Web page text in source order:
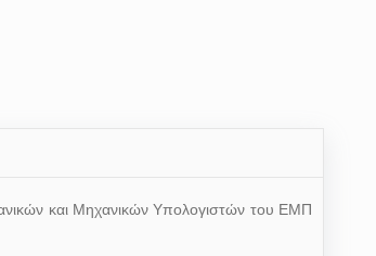
και Μηχανικών Υπολογιστών του ΕΜΠ